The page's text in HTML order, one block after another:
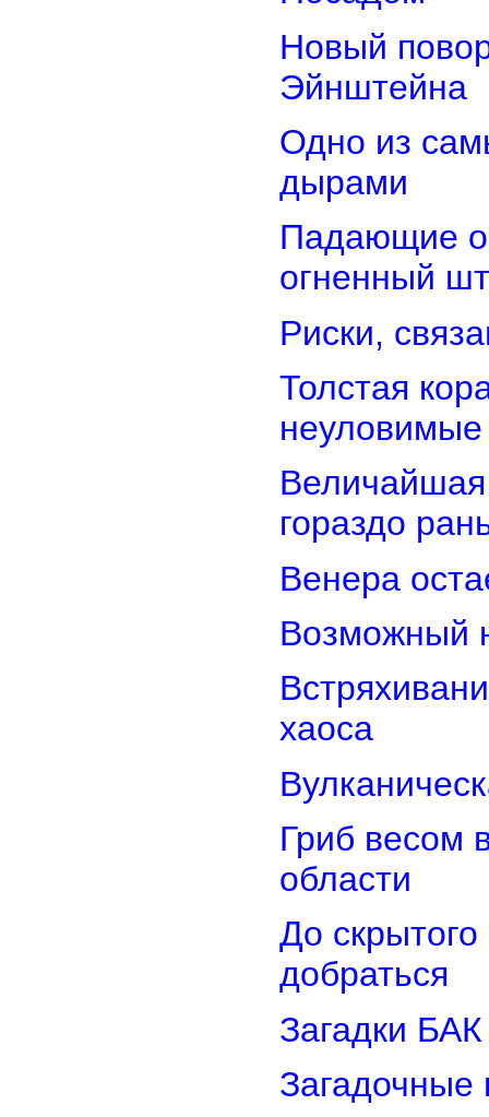
Новый
Эйнштейна
Одно из
дырами
Падающие
огненный
Риски,
Толстая
Величайшая
гораздо
Венера
Возможный
хаоса
Гриб весом
области
До
добраться
Загадки
Загадочные